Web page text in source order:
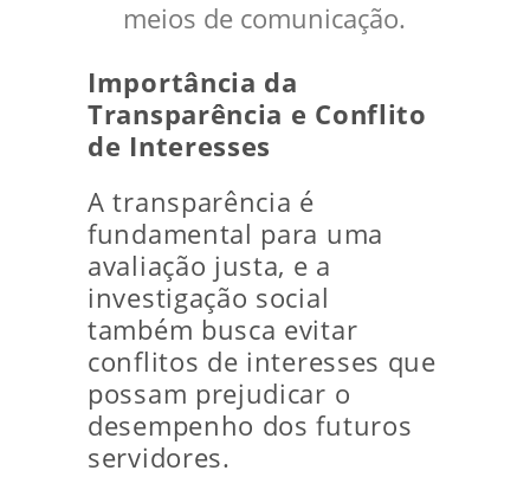
meios de comunicação.
Importância da
Transparência e Conflito
de Interesses
A transparência é
fundamental para uma
avaliação justa, e a
investigação social
também busca evitar
conflitos de interesses que
possam prejudicar o
desempenho dos futuros
servidores.